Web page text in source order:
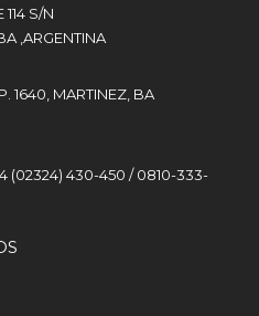
S/N
,ARGENTINA
1640, MARTINEZ, BA
(02324) 430-450 / 0810-333-